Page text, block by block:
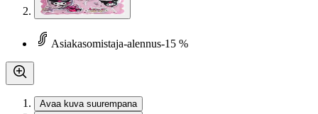
Asiakasomistaja-alennus-15 %
Avaa kuva suurempana